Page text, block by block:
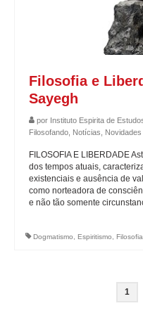
Filosofia e
Sayegh
por Instituto Espirita de
Filosofando Notícias Novidades
FILOSOFIA E
dos tempos atuais,
existenciais e ausência de
como norteadora de
e não tão somente
Dogmatismo Espiritismo
1